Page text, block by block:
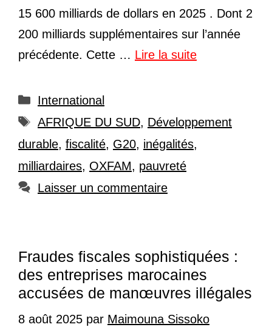
15 600 milliards de dollars en 2025 . Dont 2
200 milliards supplémentaires sur l’année
précédente. Cette … Lire la suite
Catégories
International
Étiquettes
AFRIQUE DU SUD, Développement
durable, fiscalité, G20, inégalités,
milliardaires, OXFAM, pauvreté
Laisser un commentaire
Fraudes fiscales sophistiquées :
des entreprises marocaines
accusées de manœuvres illégales
8 août 2025 par Maimouna Sissoko